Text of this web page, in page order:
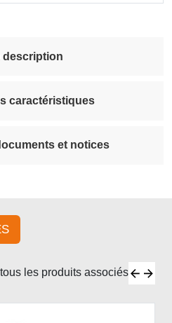
description
caractéristiques
et notices
les produits associés